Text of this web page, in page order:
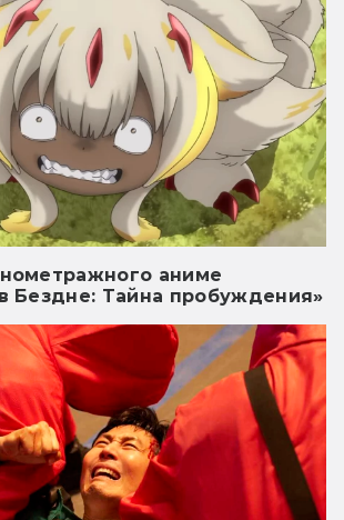
аниме
Бездне: Тайна пробуждения»